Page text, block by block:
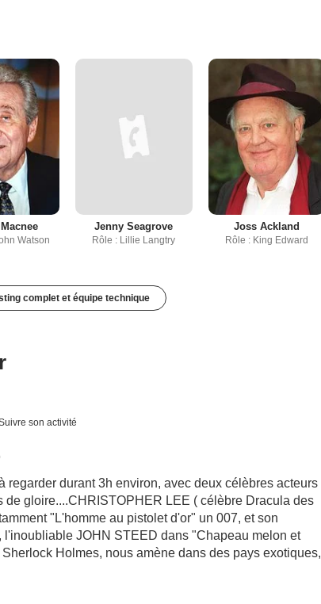
Watson
Jenny Seagrove
Rôle : Lillie Langtry
Joss Ackland
Rôle : King Edward
complet et équipe technique
son activité
regarder durant 3h environ, avec deux célèbres acteurs
gloire....CHRISTOPHER LEE ( célèbre Dracula des
"L'homme au pistolet d'or" un 007, et son
l'inoubliable JOHN STEED dans "Chapeau melon et
Holmes, nous amène dans des pays exotiques,